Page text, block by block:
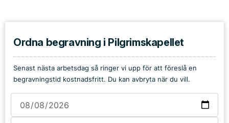
Ordna begravning i Pilgrimskapellet
Senast nästa arbetsdag så ringer vi upp för att föreslå en
begravningstid kostnadsfritt. Du kan avbryta när du vill.